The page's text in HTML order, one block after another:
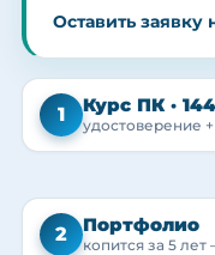
Оставить заявку
1 Курс ПК ·
удостоверение
2 Портфолио
копится за 5